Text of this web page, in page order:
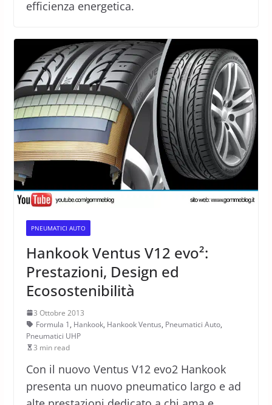
efficienza energetica.
PNEUMATICI AUTO
Hankook Ventus V12 evo²:
Prestazioni, Design ed
Ecosostenibilità
3 Ottobre 2013
Formula 1, Hankook, Hankook Ventus, Pneumatici Auto,
Pneumatici UHP
3 min read
Con il nuovo Ventus V12 evo2 Hankook
presenta un nuovo pneumatico largo e ad